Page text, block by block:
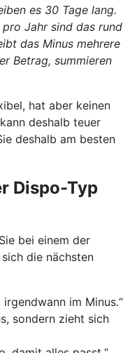
es 30 Tage lang.
Jahr sind das rund
das Minus mehrere
Betrag, summieren
hat aber keinen
deshalb teuer
deshalb am besten
Dispo-Typ
bei einem der
die nächsten
im Minus.“
sondern zieht sich